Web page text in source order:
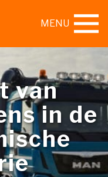
MENU
van
in de